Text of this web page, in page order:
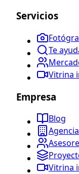
Servicios
Te
Vitrina
Empresa
Blog
Vitrina